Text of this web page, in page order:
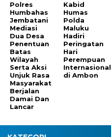
Polres
Humbahas
Jembatani
Mediasi
Dua Desa
Penentuan
Batas
Wilayah
Serta Aksi
Unjuk Rasa
Masyarakat
Berjalan
Damai Dan
Lancar
Kabid
Humas
Polda
Maluku
Hadiri
Peringatan
Hari
Perempuan
Internasional
di Ambon